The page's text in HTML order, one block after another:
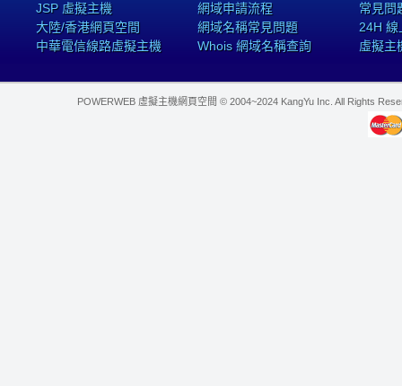
JSP 虛擬主機
大陸/香港網頁空間
中華電信線路虛擬主機
網域申請流程
網域名稱常見問題
Whois 網域名稱查詢
常見問
24H 線
虛擬主
POWERWEB 虛擬主機網頁空間 © 2004~2024 KangYu Inc. All Rights